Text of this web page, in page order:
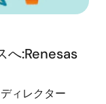
へ:Renesas
ィレクター